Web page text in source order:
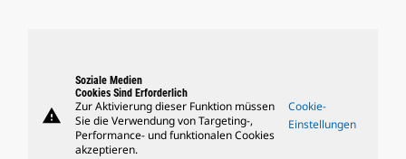
warning
Soziale Medien
Cookies Sind Erforderlich
Zur Aktivierung dieser Funktion müssen
Sie die Verwendung von Targeting-,
Performance- und funktionalen Cookies
akzeptieren.
Cookie-
Einstellungen